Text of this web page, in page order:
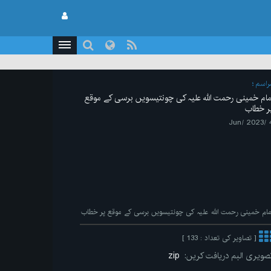
خمینی رحمت اللہ علیہ کی چونتیسویں برسی کے موقع
خطاب
4 /
خمینی رحمت اللہ علیہ کی چونتیسویں برسی کے موقع پر خطاب
[ تصاویر کی تعداد : 133 ]
البم دریافت کریں: